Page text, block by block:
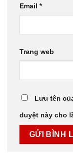
Email *
Trang web
Lưu tên
duyệt này cho